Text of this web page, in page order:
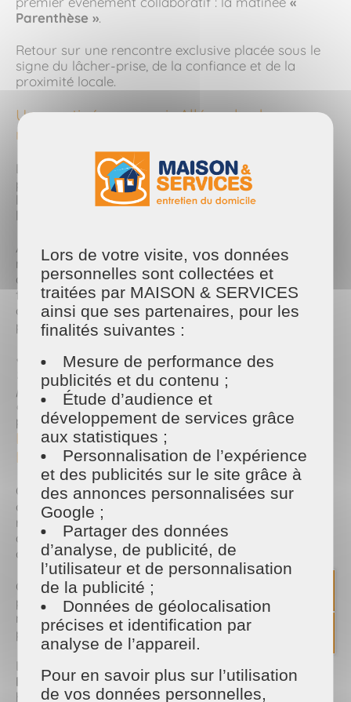
Parenthèse ».
Retour sur une rencontre exclusive placée sous le
signe du lâcher-prise, de la confiance et de la
proximité locale.
Une matinée pour soi : Alléger la charge
mentale au quotidien
L’objectif de cet événement inédit ? Permettre à
plusieurs influenceuses et créatrices de contenu de
la région rennaise de prendre du temps pour elles,
loin du tumulte du quotidien.
Au programme : des ateliers personnalisés, des
moments d'échange bienveillants et une
déconnexion totale pendant quelques heures. Le
format de 20 minutes par atelier a offert à
chacune un timing idéal pour savourer ce moment
privilégié sans voir le temps passer.
« J’avais vraiment la crainte que ma présence ne
fasse pas sens et en fait le côté atelier,
personnalisation, temps pour soi... Ça a vraiment
donné du sens ! » témoigne l'une de nos
participantes.
La proximité au cœur de nos engagements :
De Rennes
Chez Maison et Services, nous sommes intimement
convaincus que le service à la personne ne se
résume pas à des prestations techniques. C’est
avant tout une aventure humaine, basée sur la
confiance et la proximité.
C’est pourquoi ce partenariat se déploie au plus
près du domicile de nos ambassadrices. Grâce au
maillage de nos agences en Ille-et-Vilaine, chaque
prestation est gérée localement :
Les besoins sur le secteur de
Rennes
Métropole sont accompagnés par notre équipe
historique.
Lors de votre visite, vos données
personnelles sont collectées et
traitées par MAISON & SERVICES
ainsi que ses partenaires, pour les
finalités suivantes :
Mesure de performance des
publicités et du contenu ;
Étude d’audience et
développement de services grâce
aux statistiques ;
Personnalisation de l’expérience
et des publicités sur le site grâce à
des annonces personnalisées sur
Google ;
Partager des données
d’analyse, de publicité, de
l’utilisateur et de personnalisation
de la publicité ;
Données de géolocalisation
précises et identification par
analyse de l’appareil.
Pour en savoir plus sur l’utilisation
de vos données personnelles,